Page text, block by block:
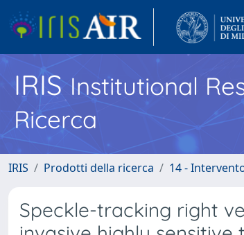
IRISInstitutional
Ricerca
IRIS Prodotti della ricerca 14 -
Speckle-tracking right